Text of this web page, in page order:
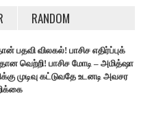
RANDOM
பதவி விலகல்! பாசிச எதிர்ப்புக்
வெற்றி! பாசிச மோடி – அமித்ஷா
முடிவு கட்டுவதே உடனடி அவசர